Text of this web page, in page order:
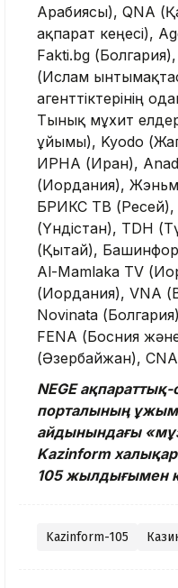
Арабиясы), QNA
ақпарат кеңесі),
Fakti.bg
(Ислам
агенттіктерінің
Тынық мұхит
ұйымы), Kyodo
ИРНА (Иран),
(Иордания),
БРИКС ТВ (Ресей),
(Үндістан), TDH
(Қытай),
Al-Mamlaka TV
(Иордания), VNA
Novinata
FENA (Босния
(Әзербайжан),
NEGE
порталының
айдынындағы
Kazinform
105 жылдығымен
Kazinform-105